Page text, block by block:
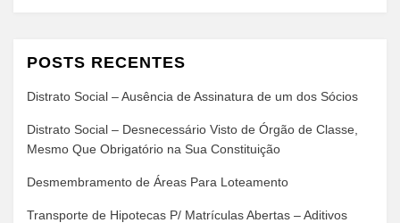
POSTS RECENTES
Distrato Social – Ausência de Assinatura de um dos Sócios
Distrato Social – Desnecessário Visto de Órgão de Classe,
Mesmo Que Obrigatório na Sua Constituição
Desmembramento de Áreas Para Loteamento
Transporte de Hipotecas P/ Matrículas Abertas – Aditivos